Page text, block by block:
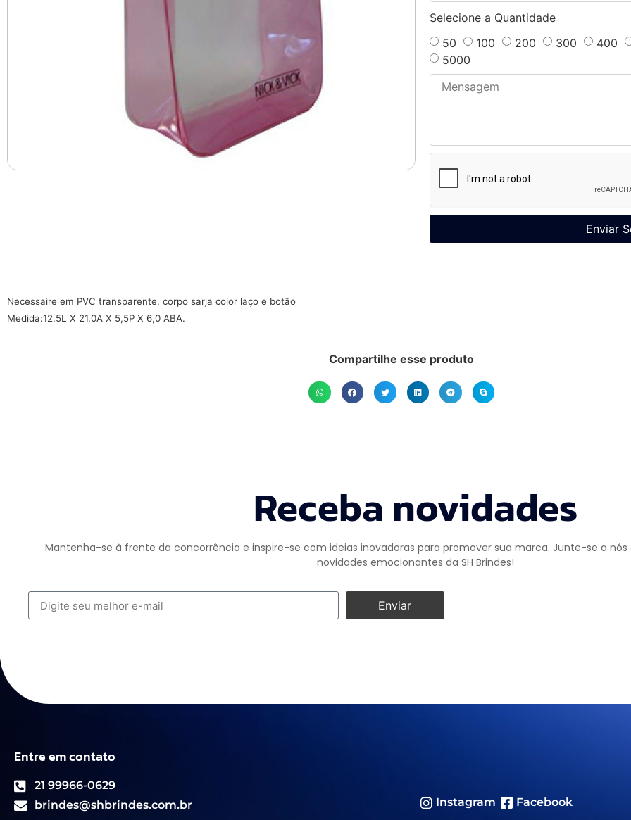
Selecione a Quantidade
50
100 200 300 400
5000
Enviar
Necessaire em PVC transparente, corpo sarja color laço e botão
Medida:12,5L X 21,0A X 5,5P X 6,0 ABA.
Compartilhe esse produto
Receba novidades
Mantenha-se à frente da concorrência e inspire-se com ideias inovadoras para promover sua marca. Junte-se a nós
novidades emocionantes da SH Brindes!
Enviar
Entre em contato
21 99966-0629
brindes@shbrindes.com.br
Instagram Facebook